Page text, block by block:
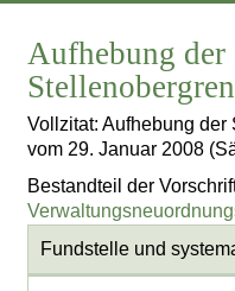
Aufhebung der
Vollzitat: Aufhebung
vom 29. Januar 2008
Bestandteil der
Fundstelle und